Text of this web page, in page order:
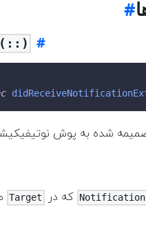
شده به پوش نوتیفیکیشن
که در Target